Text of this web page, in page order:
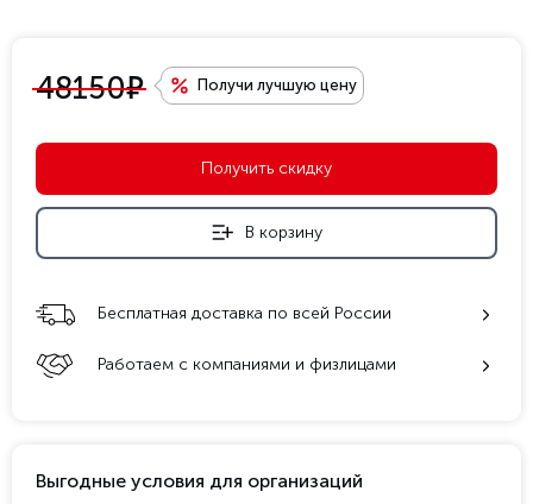
48150е Получи лучшую цену
Получить скидку
В корзину
Бесплатная доставка по всей России
Работаем с компаниями и физлицами
Выгодные условия для организаций